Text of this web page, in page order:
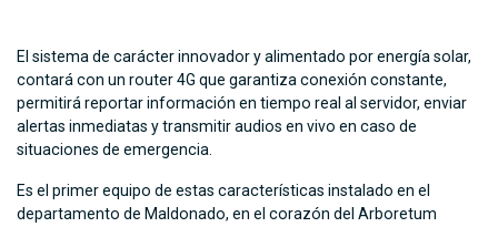
El sistema de carácter innovador y alimentado por energía solar,
contará con un router 4G que garantiza conexión constante,
permitirá reportar información en tiempo real al servidor, enviar
alertas inmediatas y transmitir audios en vivo en caso de
situaciones de emergencia.
Es el primer equipo de estas características instalado en el
departamento de Maldonado, en el corazón del Arboretum